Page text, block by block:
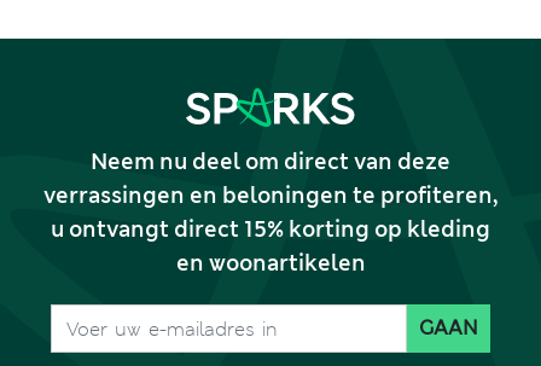
Neem nu deel om direct van deze
verrassingen en beloningen te profiteren,
u ontvangt direct 15% korting op kleding
en woonartikelen
GAAN